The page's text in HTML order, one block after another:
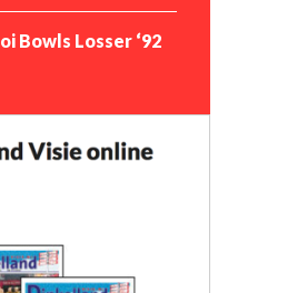
Bowls Losser ‘92